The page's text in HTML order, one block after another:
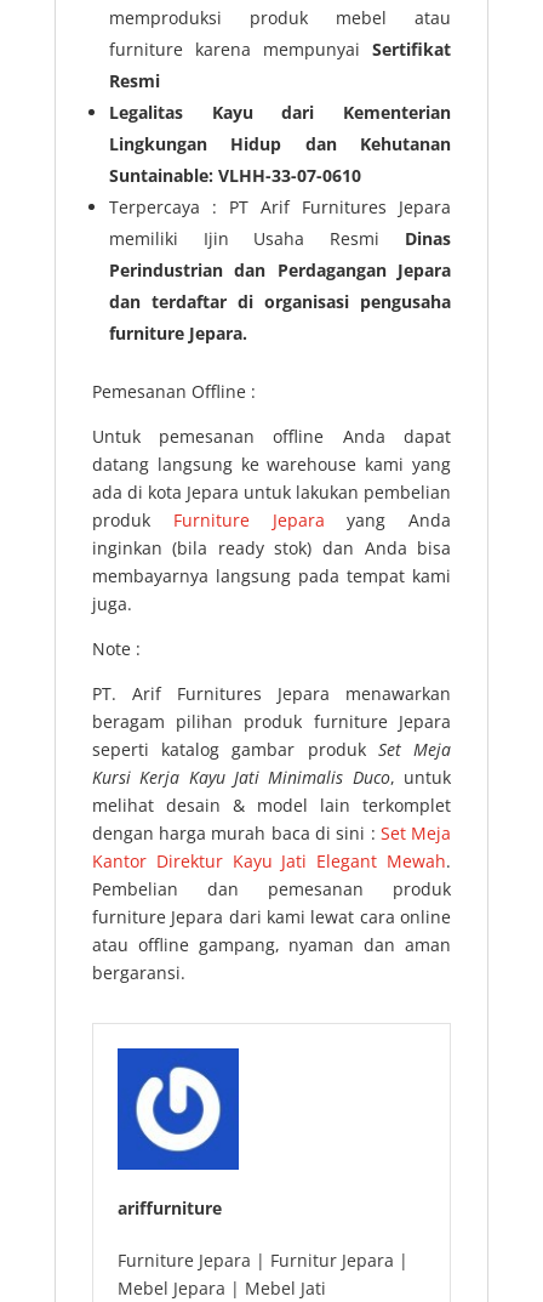
memproduksi produk mebel atau
furniture karena mempunyaiSertifikat
Resmi
Legalitas Kayu dari Kementerian
Lingkungan Hidup dan Kehutanan
Suntainable: VLHH-33-07-0610
Terpercaya : PT Arif Furnitures Jepara
memiliki Ijin Usaha Resmi Dinas
Perindustrian dan Perdagangan Jepara
dan terdaftar di organisasi pengusaha
furniture Jepara.
Pemesanan Offline :
Untuk pemesanan offline Anda dapat
datang langsung ke warehouse kami yang
ada di kota Jepara untuk lakukan pembelian
produk Furniture Jepara yang Anda
inginkan (bila ready stok) dan Anda bisa
membayarnya langsung pada tempat kami
juga.
Note :
PT. Arif Furnitures Jepara menawarkan
beragam pilihan produk furniture Jepara
seperti katalog gambar produk Set Meja
Kursi Kerja Kayu Jati Minimalis Duco, untuk
melihat desain & model lain terkomplet
dengan harga murah baca di sini : Set Meja
Kantor Direktur Kayu Jati Elegant Mewah.
Pembelian dan pemesanan produk
furniture Jepara dari kami lewat cara online
atau offline gampang, nyaman dan aman
bergaransi.
ariffurniture
Furniture Jepara | Furnitur Jepara |
Mebel Jepara | Mebel Jati